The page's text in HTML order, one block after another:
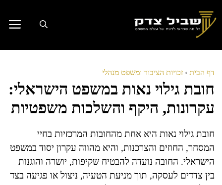
לתוכן
דף הבית › זכויות הציבור ומשפט מנהלי
חובת גילוי נאות במשפט הישראלי:
עקרונות, היקף והשלכות משפטיות
חובת גילוי נאות היא אחת מהחובות המרכזיות בחיי
המסחר, החוזים והצרכנות, והיא מהווה עקרון יסוד במשפט
הישראלי. החובה נועדה להבטיח שקיפות, יושרה והוגנות
בין צדדים לעסקה, תוך מניעת הטעיה, ניצול או פגיעה בצד